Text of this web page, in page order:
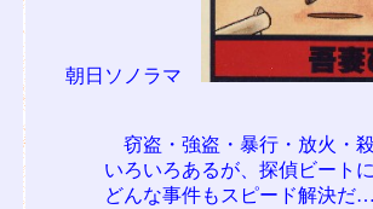
朝日ソノラマ
窃盗・強盗・暴行・放火・殺
いろいろあるが、探偵ビートに
どんな事件もスピード解決だ…